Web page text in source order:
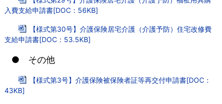
入費支給申請書[DOC：56KB]
【様式第30号】介護保険居宅介護（介護予防）住宅改修費
支給申請書[DOC：53.5KB]
● その他
【様式第3号】介護保険被保険者証等再交付申請書[DOC：
43KB]